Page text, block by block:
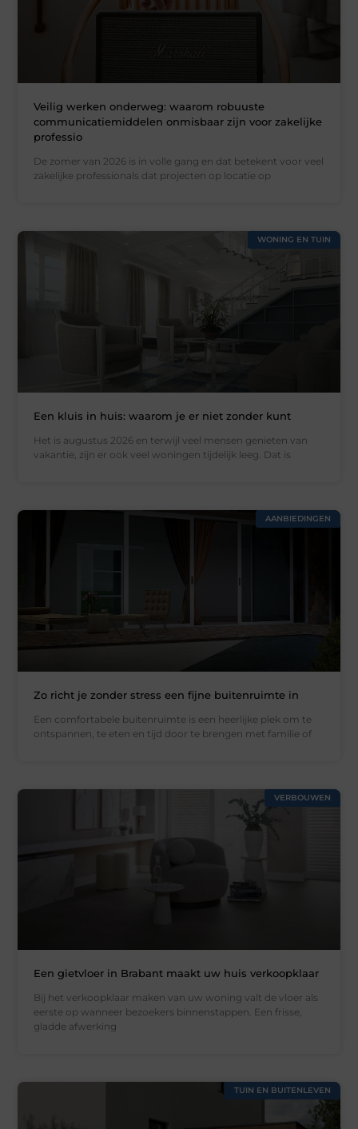
Veilig werken onderweg: waarom robuuste
communicatiemiddelen onmisbaar zijn voor zakelijke
professio
De zomer van 2026 is in volle gang en dat betekent voor veel
zakelijke professionals dat projecten op locatie op
WONING EN TUIN
Een kluis in huis: waarom je er niet zonder kunt
Het is augustus 2026 en terwijl veel mensen genieten van
vakantie, zijn er ook veel woningen tijdelijk leeg. Dat is
AANBIEDINGEN
Zo richt je zonder stress een fijne buitenruimte in
Een comfortabele buitenruimte is een heerlijke plek om te
ontspannen, te eten en tijd door te brengen met familie of
VERBOUWEN
Een gietvloer in Brabant maakt uw huis verkoopklaar
Bij het verkoopklaar maken van uw woning valt de vloer als
eerste op wanneer bezoekers binnenstappen. Een frisse,
gladde afwerking
TUIN EN BUITENLEVEN